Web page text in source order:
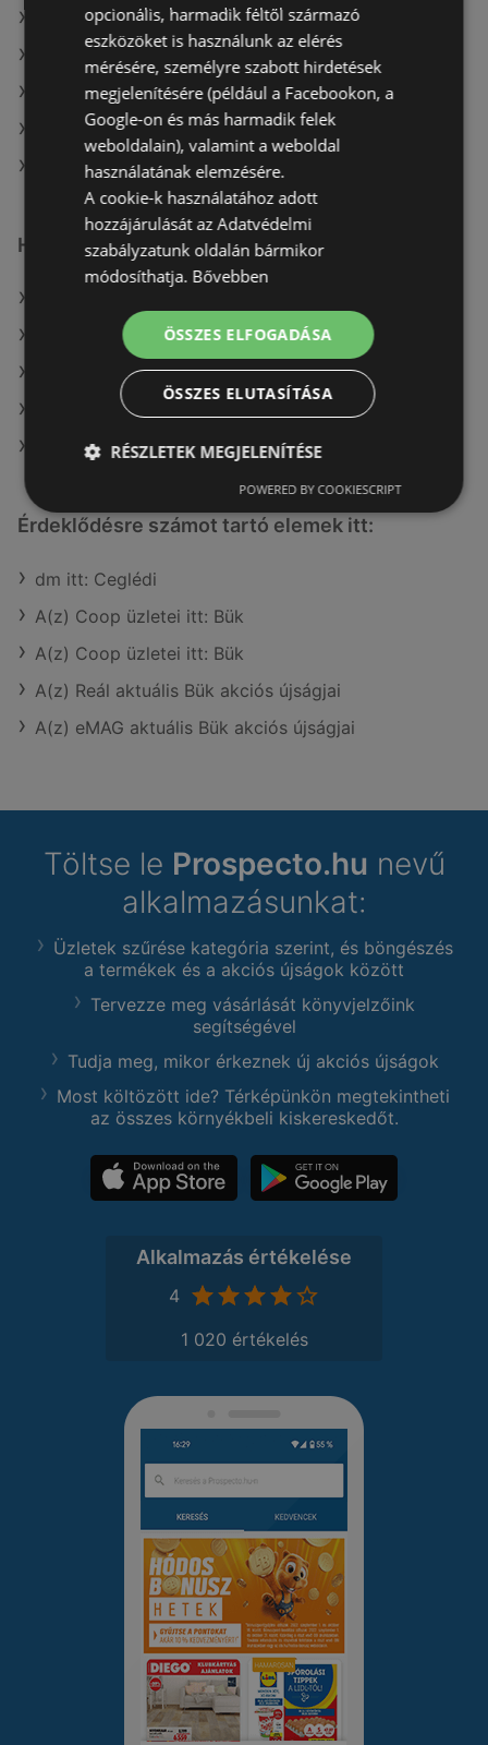
A(z) Müller HU aktuális akciós újságjai
A(z) AlphaZoo aktuális akciós újságjai
A(z) ALDI aktuális akciós újságjai
A(z) Auchan aktuális akciós újságjai
A(z) Penny-Market Kft. üzletei itt: Sopron-Fertődi
Hasonló kiskereskedők
A(z) Privát ajánlatai
A(z) Family Frost ajánlatai
A(z) Coop ajánlatai
A(z) Privát max ajánlatai
Érdeklődésre számot tartó elemek itt:
dm itt: Ceglédi
A(z) Coop üzletei itt: Bük
A(z) Coop üzletei itt: Bük
A(z) Reál aktuális Bük akciós újságjai
A(z) eMAG aktuális Bük akciós újságjai
Töltse le Prospecto.hu nevű
alkalmazásunkat:
Üzletek szűrése kategória szerint, és böngészés
a termékek és a akciós újságok között
Tervezze meg vásárlását könyvjelzőink
segítségével
Tudja meg, mikor érkeznek új akciós újságok
Most költözött ide? Térképünkön megtekintheti
az összes környékbeli kiskereskedőt.
Alkalmazás értékelése
4
1 020 értékelés
opcionális, harmadik féltől származó
eszközöket is használunk az elérés
mérésére, személyre szabott hirdetések
megjelenítésére (például a Facebookon, a
Google-on és más harmadik felek
weboldalain), valamint a weboldal
használatának elemzésére.
A cookie-k használatához adott
hozzájárulását az Adatvédelmi
szabályzatunk oldalán bármikor
módosíthatja. Bővebben
ÖSSZES ELFOGADÁSA
ÖSSZES ELUTASÍTÁSA
RÉSZLETEK MEGJELENÍTÉSE
POWERED BY COOKIESCRIPT